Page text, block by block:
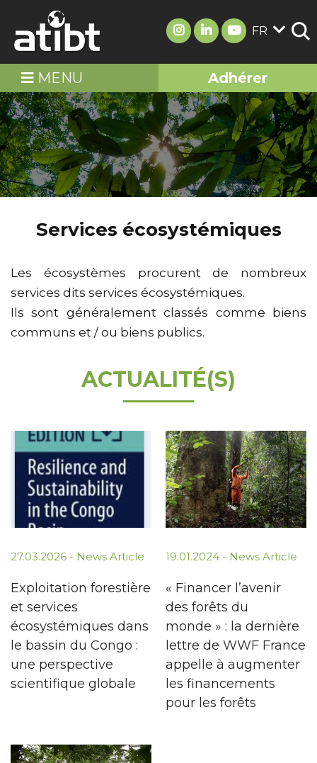
FR
MENU Adhérer
Services écosystémiques
Les écosystèmes procurent de nombreux
services dits services écosystémiques.
Ils sont généralement classés comme biens
communs et / ou biens publics.
ACTUALITÉ(S)
27.03.2026 - News Article
Exploitation forestière
et services
écosystémiques dans
le bassin du Congo :
une perspective
scientifique globale
19.01.2024 - News Article
« Financer l’avenir
des forêts du
monde » : la dernière
lettre de WWF France
appelle à augmenter
les financements
pour les forêts